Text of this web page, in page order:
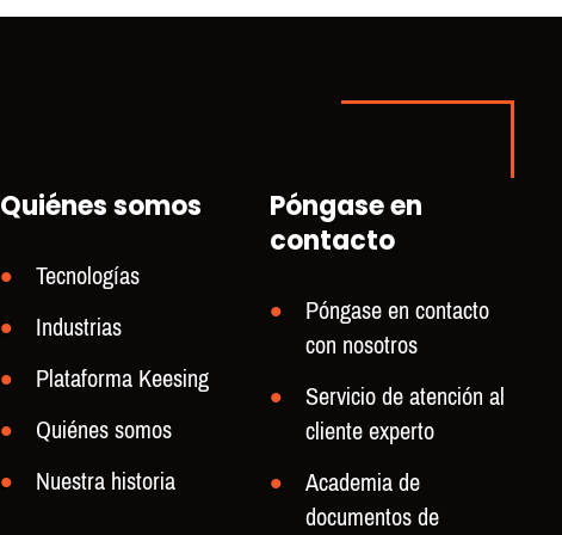
Quiénes somos
Tecnologías
Industrias
Plataforma Keesing
Quiénes somos
Nuestra historia
Póngase en
contacto
Póngase en contacto
con nosotros
Servicio de atención al
cliente experto
Academia de
documentos de